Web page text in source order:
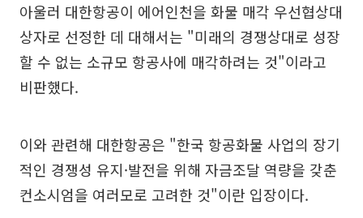
아울러 대한항공이 에어인천을 화물 매각 우선협상대
상자로 선정한 데 대해서는 "미래의 경쟁상대로 성장
할 수 없는 소규모 항공사에 매각하려는 것"이라고
비판했다.
이와 관련해 대한항공은 "한국 항공화물 사업의 장기
적인 경쟁성 유지·발전을 위해 자금조달 역량을 갖춘
컨소시엄을 여러모로 고려한 것"이란 입장이다.